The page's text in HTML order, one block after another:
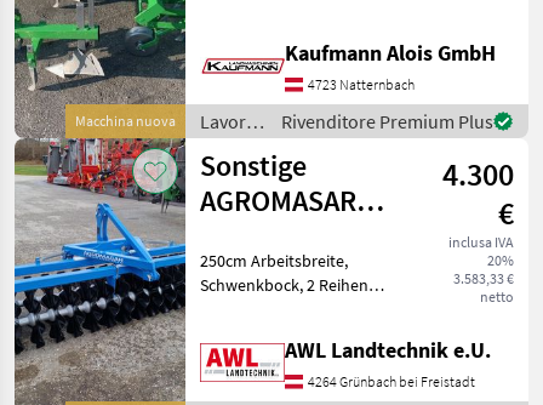
Macchina nuova
Punkt anbau, Die Fa.
Kaufmann zeigt Ihnen die
Maschine bzw. Ger
Kaufmann Alois GmbH
4723 Natternbach
Lavorazione
terreno
/
Sonstige
Rivenditore Premium Plus
Sonstige
AGROMASAR
Wellscheibenfrontpacker
250cm
4.300
€
inclusa IVA
20%
3.583,33 €
netto
250cm Arbeitsbreite,
Schwenkbock, 2 Reihen
Altri attrezzi per
lavorazione terreno
AWL Landtechnik e.U.
4264 Grünbach bei Freistadt